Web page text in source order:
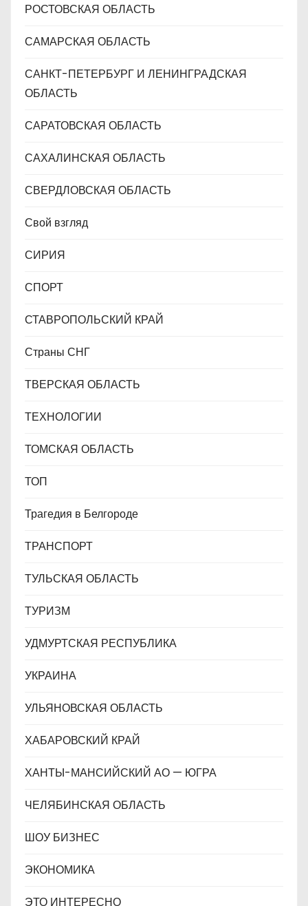
РОСТОВСКАЯ ОБЛАСТЬ
САМАРСКАЯ ОБЛАСТЬ
САНКТ-ПЕТЕРБУРГ И ЛЕНИНГРАДСКАЯ
ОБЛАСТЬ
САРАТОВСКАЯ ОБЛАСТЬ
САХАЛИНСКАЯ ОБЛАСТЬ
СВЕРДЛОВСКАЯ ОБЛАСТЬ
Свой взгляд
СИРИЯ
СПОРТ
СТАВРОПОЛЬСКИЙ КРАЙ
Страны СНГ
ТВЕРСКАЯ ОБЛАСТЬ
ТЕХНОЛОГИИ
ТОМСКАЯ ОБЛАСТЬ
ТОП
Трагедия в Белгороде
ТРАНСПОРТ
ТУЛЬСКАЯ ОБЛАСТЬ
ТУРИЗМ
УДМУРТСКАЯ РЕСПУБЛИКА
УКРАИНА
УЛЬЯНОВСКАЯ ОБЛАСТЬ
ХАБАРОВСКИЙ КРАЙ
ХАНТЫ-МАНСИЙСКИЙ АО — ЮГРА
ЧЕЛЯБИНСКАЯ ОБЛАСТЬ
ШОУ БИЗНЕС
ЭКОНОМИКА
ЭТО ИНТЕРЕСНО